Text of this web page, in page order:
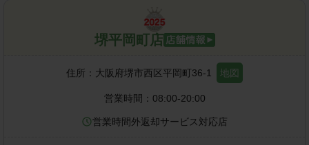
堺平岡町店
住所： 大阪府堺市西区平岡町36-1 地図
営業時間： 08:00-20:00
営業時間外返却サービス対応店